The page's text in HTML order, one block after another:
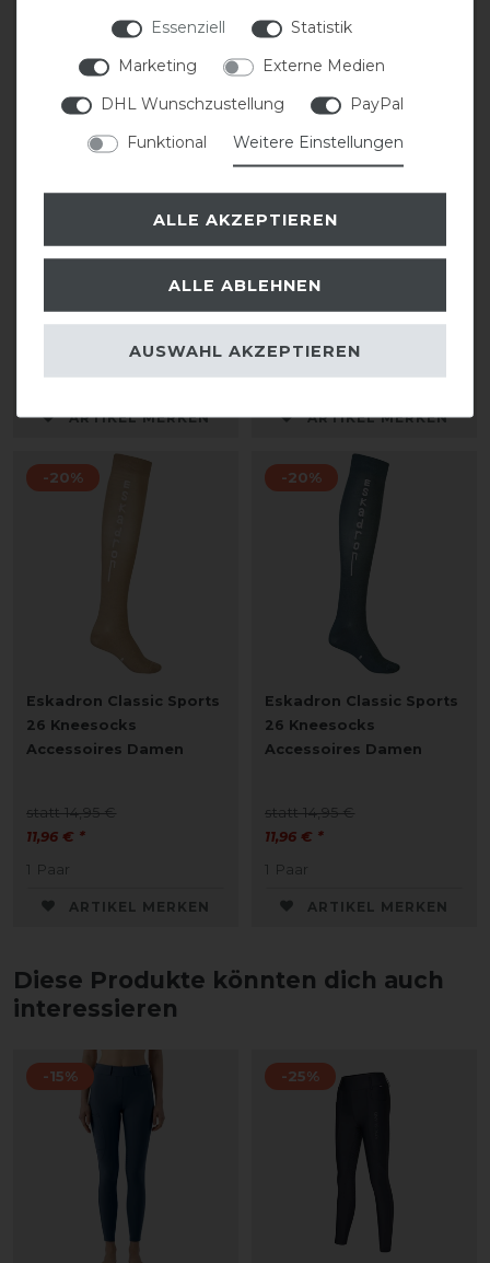
Eskadron Hybrid
Damen
99,95 € *
ARTIKEL MERKEN
Eskadron Classic Sports
Accessoires Damen
statt 14,95 €
11,96 € *
1 Paar
ARTIKEL MERKEN
-20%
Eskadron Classic Sports
26 Kneesocks
Accessoires Damen
statt 14,95 €
11,96 € *
1 Paar
ARTIKEL MERKEN
-20%
Eskadron Classic Sports
26 Kneesocks
Accessoires Damen
statt 14,95 €
11,96 € *
1 Paar
ARTIKEL MERKEN
Diese Produkte könnten dich auch
interessieren
-15% -25%
Essenziell
Statistik
Marketing
Externe Medien
DHL Wunschzustellung
PayPal
Funktional
Weitere Einstellungen
ALLE AKZEPTIEREN
ALLE ABLEHNEN
AUSWAHL AKZEPTIEREN